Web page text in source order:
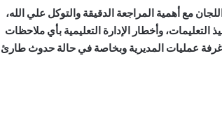
مع أهمية المراجعة الدقيقة والتوكل علي الله،
وأخطار الإدارة التعليمية بأي ملاحظات
عمليات المديرية وبخاصة في حالة حدوث طارئ